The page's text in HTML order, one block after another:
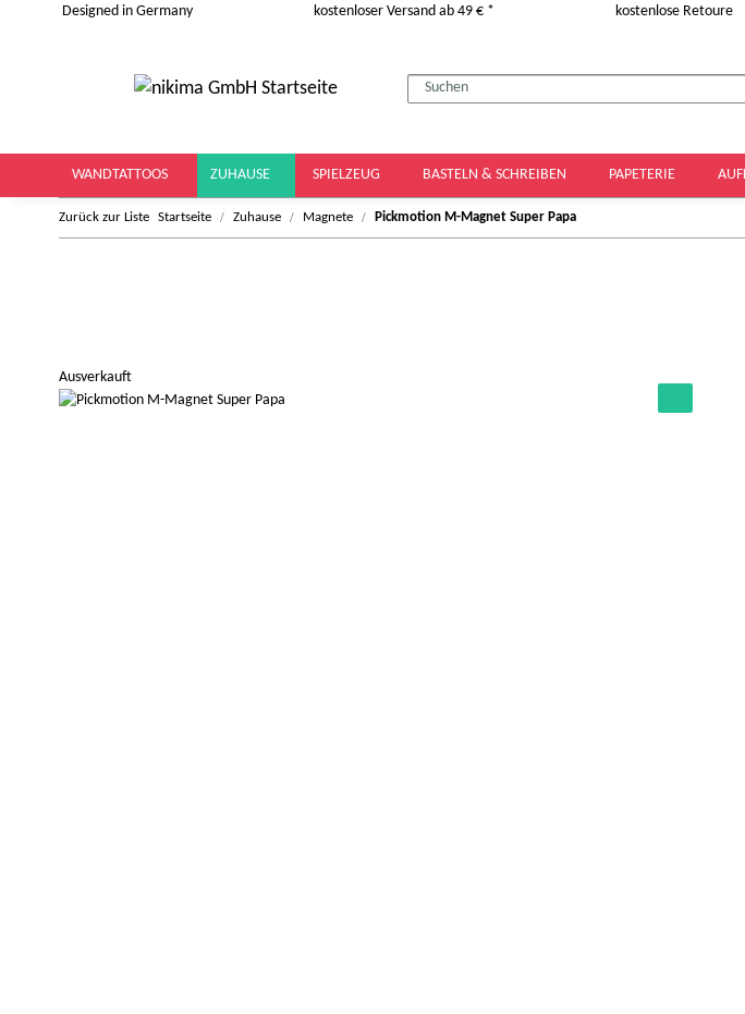
Designed in Germany kostenloser Versand ab 49 € * kostenlose Retoure
WANDTATTOOS ZUHAUSE SPIELZEUG BASTELN & SCHREIBEN PAPETERIE
Zurück zur Liste Startseite Zuhause Magnete Pickmotion M-Magnet Super Papa
Ausverkauft